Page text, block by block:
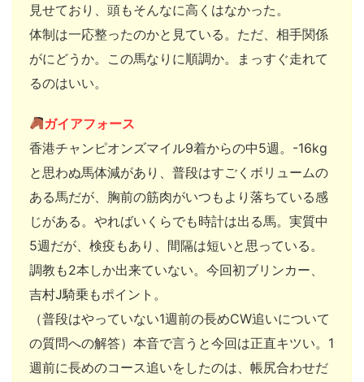
見せており、頭もそんなに高くはなかった。
体制は一応整ったのかと見ている。ただ、相手関係
がにどうか。この馬なりに順調か。まっすぐ走れて
るのはいい。
ガイアフォース
香港チャンピオンズマイル9着からの中5週。-16kg
と思わぬ馬体減があり、普段はすごくボリュームの
ある馬だが、胸前の筋肉がいつもより落ちている感
じがある。やればいくらでも時計は出る馬。実質中
5週だが、検疫もあり、間隔は短いと思っている。
調教も2本しか出来ていない。今回初ブリンカー、
吉村J騎乗もポイント。
（普段はやっていない1週前の長めCW追いについて
の質問への解答）本音で言うと今回は正直キツい。1
週前に長めのコース追いをしたのは、帳尻合わせだ